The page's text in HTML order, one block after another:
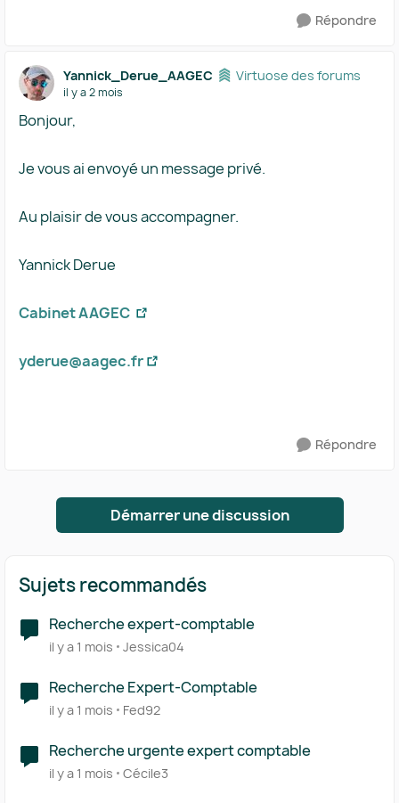
Répondre
Yannick_Derue_AAGEC Virtuose des forums
il y a 2 mois
Bonjour,
Je vous ai envoyé un message privé.
Au plaisir de vous accompagner.
Yannick Derue
Cabinet AAGEC
yderue@aagec.fr
Répondre
Démarrer une discussion
Sujets recommandés
Recherche expert-comptable
il y a 1 mois Jessica04
Recherche Expert-Comptable
il y a 1 mois Fed92
Recherche urgente expert comptable
il y a 1 mois Cécile3